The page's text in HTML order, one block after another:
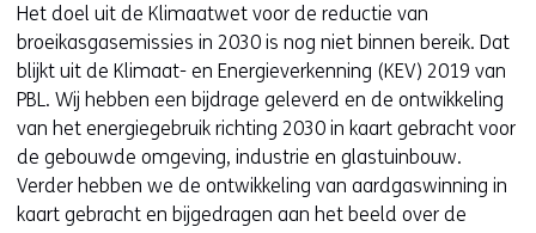
Het doel uit de Klimaatwet voor de reductie van
broeikasgasemissies in 2030 is nog niet binnen bereik. Dat
blijkt uit de Klimaat- en Energieverkenning (KEV) 2019 van
PBL. Wij hebben een bijdrage geleverd en de ontwikkeling
van het energiegebruik richting 2030 in kaart gebracht voor
de gebouwde omgeving, industrie en glastuinbouw.
Verder hebben we de ontwikkeling van aardgaswinning in
kaart gebracht en bijgedragen aan het beeld over de